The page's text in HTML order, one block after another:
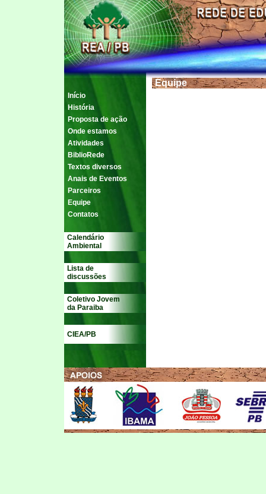
Início
História
Proposta de ação
Onde estamos
Atividades
BiblioRede
Textos diversos
Anais de Eventos
Parceiros
Equipe
Contatos
Calendário
Ambiental
Lista de
discussões
Coletivo Jovem
da Paraiba
CIEA/PB
Equipe